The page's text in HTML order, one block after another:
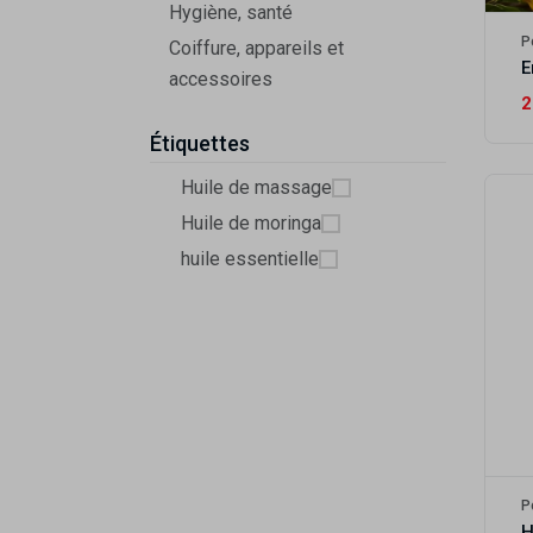
Hygiène, santé
Coiffure, appareils et
accessoires
Étiquettes
Huile de massage
Huile de moringa
huile essentielle